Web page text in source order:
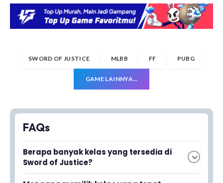
SWORD OF JUSTICE MLBB FF PUBG
GAME LAINNYA…
FAQs
Berapa banyak kelas yang tersedia di
Sword of Justice?
Artikel membahas semua kelas yang tersedia